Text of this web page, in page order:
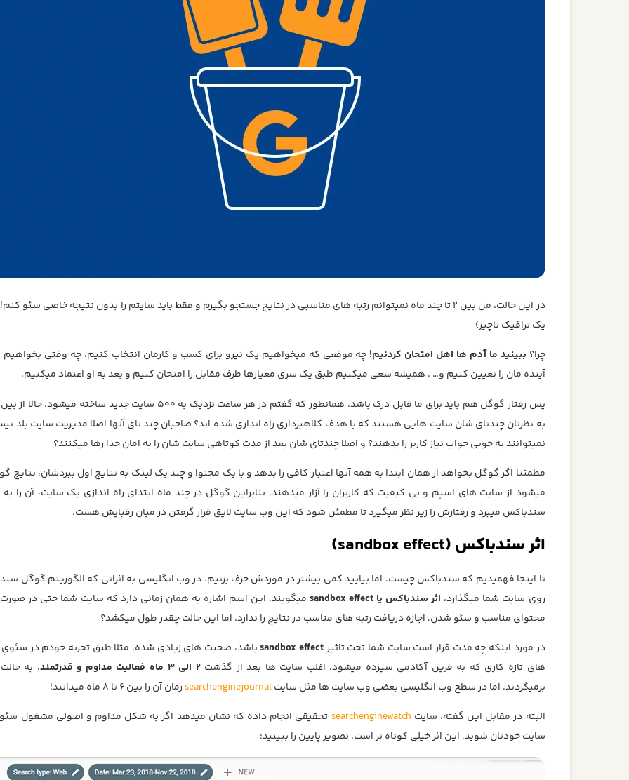
در این حالت، من بین 2 تا چند ماه نمیتوانم رتبه های مناسبی در نتایج جستجو بگیرم و فقط باید سایتم را بدون نتیجه خاصی سئو
یک ترافیک ناچیز)
چرا؟ ببینید ما آدم ها اهل امتحان کردنیم! چه موقعی که میخواهیم یک نیرو برای کسب و کارمان انتخاب کنیم، چه وقتی
آینده مان را تعیین کنیم و… . همیشه سعی میکنیم طبق یک سری معیارها طرف مقابل را امتحان کنیم و بعد به او اعتماد میکنیم.
پس رفتار گوگل هم باید برای ما قابل درک باشد. همانطور که گفتم در هر ساعت نزدیک به 500 سایت جدید ساخته میشود.
به نظرتان چندتای شان سایت هایی هستند که با هدف کلاهبرداری راه اندازی شده اند؟ صاحبان چند تای آنها اصلا مدیریت سایت بلد
نمیتوانند به خوبی جواب نیاز کاربر را بدهند؟ و اصلا چندتای شان بعد از مدت کوتاهی سایت شان را به امان خدا رها میکنند؟
مطمئنا اگر گوگل بخواهد از همان ابتدا به همه آنها اعتبار کافی را بدهد و با یک محتوا و چند بک لینک به نتایج اول ببردشان، نتایج
میشود از سایت های اسپم و بی کیفیت که کاربران را آزار میدهند. بنابراین گوگل در چند ماه ابتدای راه اندازی یک سایت، آن را
سندباکس میبرد و رفتارش را زیر نظر میگیرد تا مطمئن شود که این وب سایت لایق قرار گرفتن در میان رقبایش هست.
اثر سندباکس (sandbox effect
)
تا اینجا فهمیدیم که سندباکس چیست. اما بیایید کمی بیشتر در موردش حرف بزنیم. در وب انگلیسی به اثراتی که الگوریتم گوگل
روی سایت شما میگذارد، اثر سندباکس یا sandbox effectمیگویند. این اسم اشاره به همان زمانی دارد که سایت شما حتی در صورت
محتوای مناسب و سئو شدن، اجازه دریافت رتبه های مناسب در نتایج را ندارد. اما این حالت چقدر طول میکشد؟
در مورد اینکه چه مدت قرار است سایت شما تحت تاثیرsandbox effectباشد، صحبت های زیادی شده. مثلا طبق تجربه خودم در
های تازه کاری که به فرین آکادمی سپرده میشود، اغلب سایت ها بعد از گذشت 2 الی 3 ماه فعالیت مداوم و قدرتمند
، به
برمیگردند. اما در سطح وب انگلیسی بعضی وب سایت ها مثل سایتsearchenginejournalزمان آن را بین 6 تا 8 ماه میدانند!
البته در مقابل این گفته، سایت searchenginewatch تحقیقی انجام داده که نشان میدهد اگر به شکل مداوم و اصولی مشغول
سایت خودتان شوید، این اثر خیلی کوتاه تر است. تصویر پایین را ببینید: